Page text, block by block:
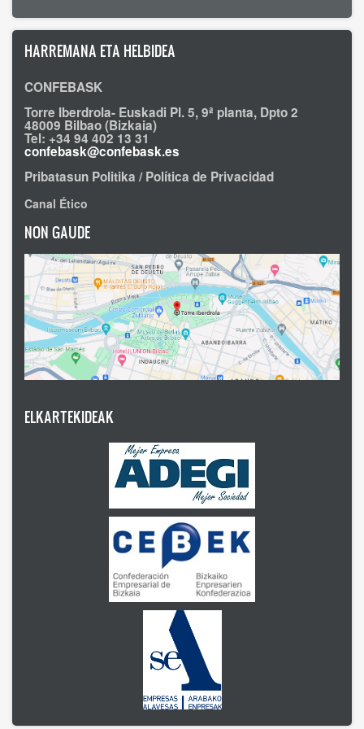
HARREMANA ETA HELBIDEA
CONFEBASK
Torre Iberdrola- Euskadi Pl. 5, 9ª planta, Dpto 2
48009 Bilbao (Bizkaia)
Tel: +34 94 402 13 31
confebask@confebask.es
Pribatasun Politika / Política de Privacidad
Canal Ético
NON GAUDE
ELKARTEKIDEAK